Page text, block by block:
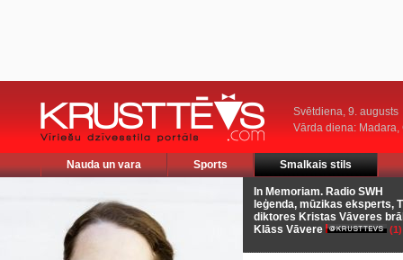
Svētdiena, 9. augusts
Vārda diena: Madara,
Nauda un vara Sports Smalkais stils
In Memoriam. Radio SWH
leģenda, mūzikas eksperts,
diktores Kristas Vāveres
Klāss Vāvere
(1)